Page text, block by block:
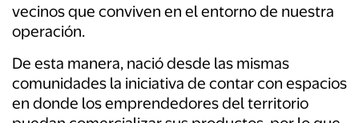
vecinos que conviven en el entorno de nuestra
operación.
De esta manera, nació desde las mismas
comunidades la iniciativa de contar con espacios
en donde los emprendedores del territorio